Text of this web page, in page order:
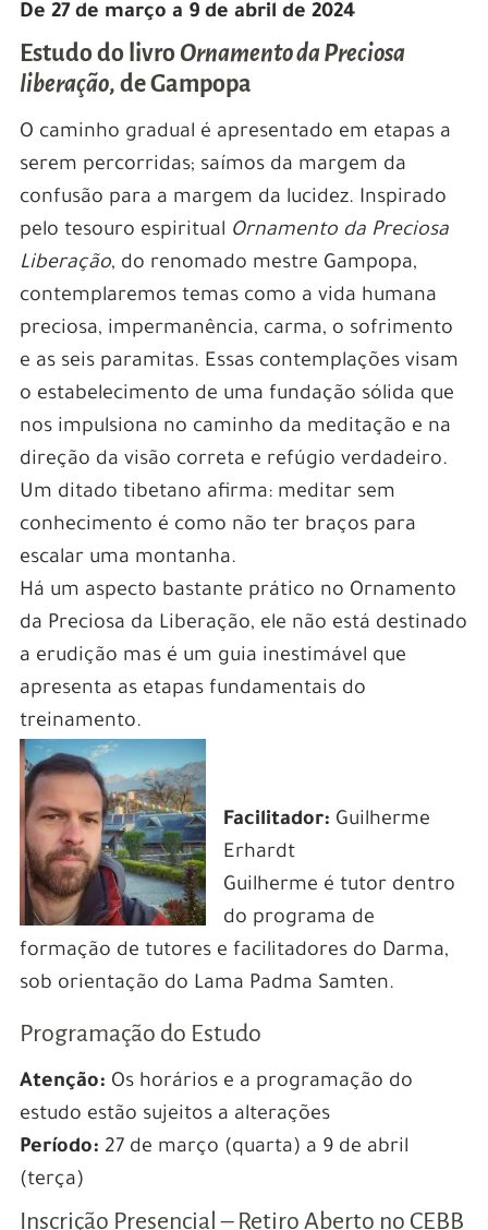
De 27 de março a 9 de abril de 2024
Estudo do livro Ornamento da Preciosa
liberação, de Gampopa
O caminho gradual é apresentado em etapas a
serem percorridas; saímos da margem da
confusão para a margem da lucidez. Inspirado
pelo tesouro espiritual Ornamento da Preciosa
Liberação, do renomado mestre Gampopa,
contemplaremos temas como a vida humana
preciosa, impermanência, carma, o sofrimento
e as seis paramitas. Essas contemplações visam
o estabelecimento de uma fundação sólida que
nos impulsiona no caminho da meditação e na
direção da visão correta e refúgio verdadeiro.
Um ditado tibetano afirma: meditar sem
conhecimento é como não ter braços para
escalar uma montanha.
Há um aspecto bastante prático no Ornamento
da Preciosa da Liberação, ele não está destinado
a erudição mas é um guia inestimável que
apresenta as etapas fundamentais do
treinamento.
Facilitador: Guilherme
Erhardt
Guilherme é tutor dentro
do programa de
formação de tutores e facilitadores do Darma,
sob orientação do Lama Padma Samten.
Programação do Estudo
Atenção: Os horários e a programação do
estudo estão sujeitos a alterações
Período: 27 de março (quarta) a 9 de abril
(terça)
Inscrição Presencial – Retiro Aberto no CEBB